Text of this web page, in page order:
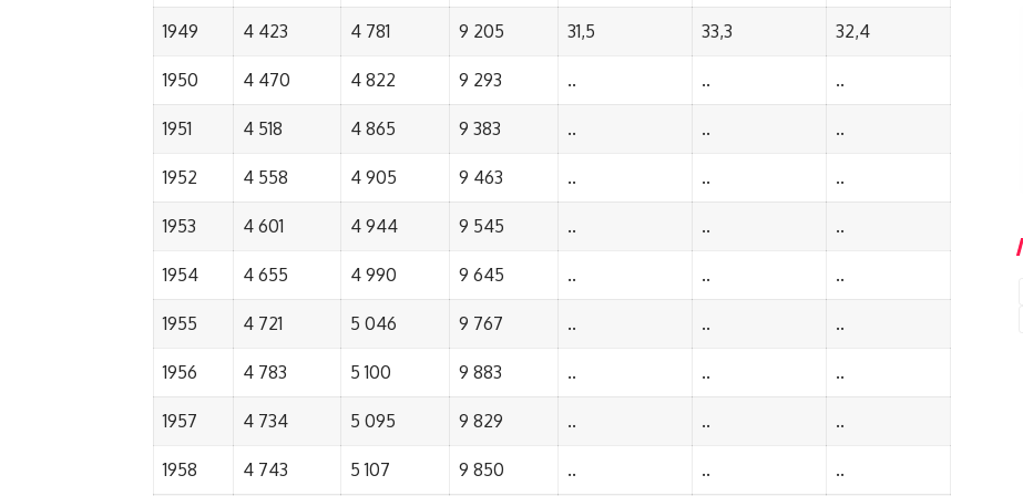
1949 4 423 4 781 9 205 31,5 33,3 32,4
1950 4 470 4 822 9 293 .. .. ..
1951 4 518 4 865 9 383 .. .. ..
1952 4 558 4 905 9 463 .. .. ..
1953 4 601 4 944 9 545 .. .. ..
1954 4 655 4 990 9 645 .. .. ..
1955 4 721 5 046 9 767 .. .. ..
1956 4 783 5 100 9 883 .. .. ..
1957 4 734 5 095 9 829 .. .. ..
1958 4 743 5 107 9 850 .. .. ..